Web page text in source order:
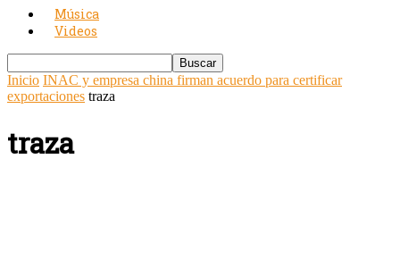
Música
Videos
Inicio INAC y empresa china firman acuerdo para certificar
exportaciones traza
traza